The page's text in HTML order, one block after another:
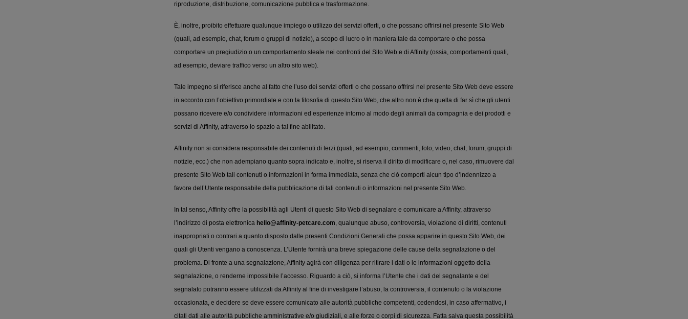
riproduzione, distribuzione, comunicazione pubblica e trasformazione.
È, inoltre, proibito effettuare qualunque impiego o utilizzo dei servizi offerti, o che possano offrirsi nel presente Sito Web
(quali, ad esempio, chat, forum o gruppi di notizie), a scopo di lucro o in maniera tale da comportare o che possa
comportare un pregiudizio o un comportamento sleale nei confronti del Sito Web e di Affinity (ossia, comportamenti quali,
ad esempio, deviare traffico verso un altro sito web).
Tale impegno si riferisce anche al fatto che l’uso dei servizi offerti o che possano offrirsi nel presente Sito Web deve essere
in accordo con l’obiettivo primordiale e con la filosofia di questo Sito Web, che altro non è che quella di far sì che gli utenti
possano ricevere e/o condividere informazioni ed esperienze intorno al modo degli animali da compagnia e dei prodotti e
servizi di Affinity, attraverso lo spazio a tal fine abilitato.
Affinity non si considera responsabile dei contenuti di terzi (quali, ad esempio, commenti, foto, video, chat, forum, gruppi di
notizie, ecc.) che non adempiano quanto sopra indicato e, inoltre, si riserva il diritto di modificare o, nel caso, rimuovere dal
presente Sito Web tali contenuti o informazioni in forma immediata, senza che ciò comporti alcun tipo d’indennizzo a
favore dell’Utente responsabile della pubblicazione di tali contenuti o informazioni nel presente Sito Web.
In tal senso, Affinity offre la possibilità agli Utenti di questo Sito Web di segnalare e comunicare a Affinity, attraverso
l’indirizzo di posta elettronica hello@affinity-petcare.com, qualunque abuso, controversia, violazione di diritti, contenuti
inappropriati o contrari a quanto disposto dalle presenti Condizioni Generali che possa apparire in questo Sito Web, dei
quali gli Utenti vengano a conoscenza. L’Utente fornirà una breve spiegazione delle cause della segnalazione o del
problema. Di fronte a una segnalazione, Affinity agirà con diligenza per ritirare i dati o le informazioni oggetto della
segnalazione, o renderne impossibile l’accesso. Riguardo a ciò, si informa l’Utente che i dati del segnalante e del
segnalato potranno essere utilizzati da Affinity al fine di investigare l’abuso, la controversia, il contenuto o la violazione
occasionata, e decidere se deve essere comunicato alle autorità pubbliche competenti, cedendosi, in caso affermativo, i
citati dati alle autorità pubbliche amministrative e/o giudiziali, e alle forze o corpi di sicurezza. Fatta salva questa possibilità